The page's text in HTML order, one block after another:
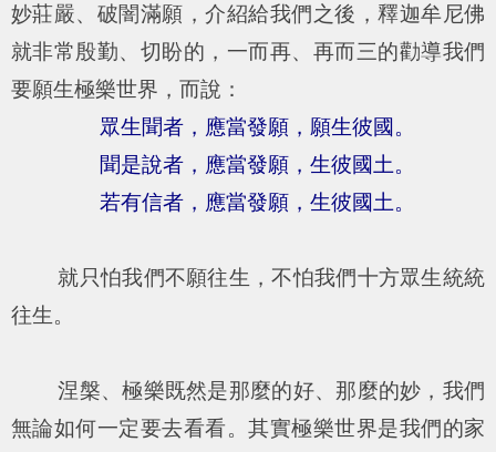
妙莊嚴、破闇滿願，介紹給我們之後，釋迦牟尼佛
就非常殷勤、切盼的，一而再、再而三的勸導我們
要願生極樂世界，而說：
眾生聞者，應當發願，願生彼國。
聞是說者，應當發願，生彼國土。
若有信者，應當發願，生彼國土。
就只怕我們不願往生，不怕我們十方眾生統統
往生。
涅槃、極樂既然是那麼的好、那麼的妙，我們
無論如何一定要去看看。其實極樂世界是我們的家